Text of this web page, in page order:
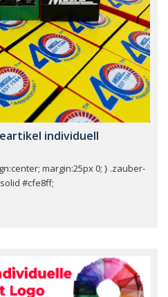
individuell
margin:25px 0; } .zauber-
#cfe8ff;